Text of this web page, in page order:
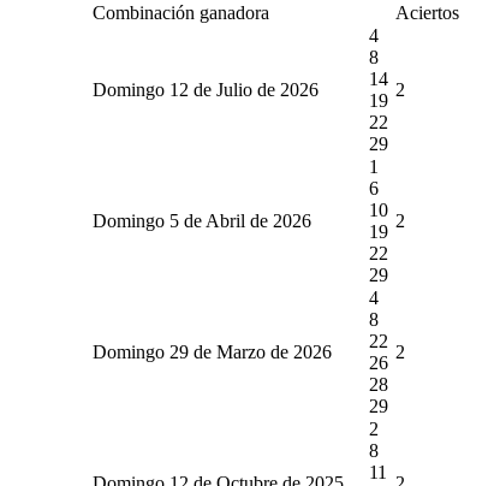
Combinación ganadora Aciertos
Domingo 12 de Julio de 2026
4
8
14
19
22
29
2
Domingo 5 de Abril de 2026
1
6
10
19
22
29
2
Domingo 29 de Marzo de 2026
4
8
22
26
28
29
2
2
8
11